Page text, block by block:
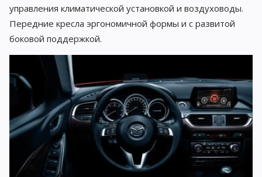
управления климатической установкой и воздуховоды.
Передние кресла эргономичной формы и с развитой
боковой поддержкой.